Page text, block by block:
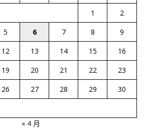
1
2
5 6 7 8
9
12 13 14 15
16
19 20 21 22
23
26 27 28 29
30
« 4 月